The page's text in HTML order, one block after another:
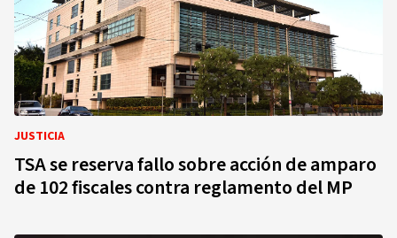
JUSTICIA
TSA se reserva fallo sobre acción de amparo
de 102 fiscales contra reglamento del MP